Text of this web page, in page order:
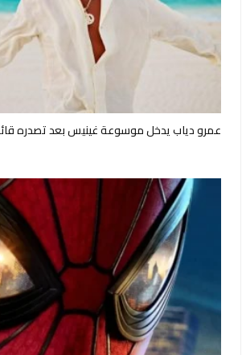
عمرو دياب يدخل موسوعة غينيس بعد تصدره